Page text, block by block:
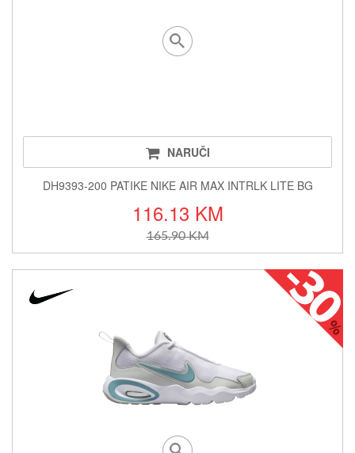
NARUČI
DH9393-200 PATIKE NIKE AIR MAX INTRLK LITE BG
116.13 KM
165.90 KM